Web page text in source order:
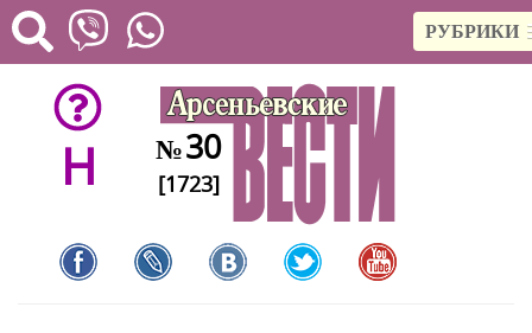
РУБРИКИ
H №30
[1723]